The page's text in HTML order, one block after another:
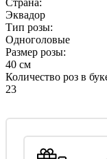
Эквадор
Тип розы:
Одноголовые
Размер розы:
40 см
Количество роз в
23